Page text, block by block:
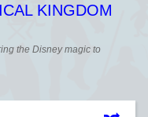
KINGDOM
the Disney magic to